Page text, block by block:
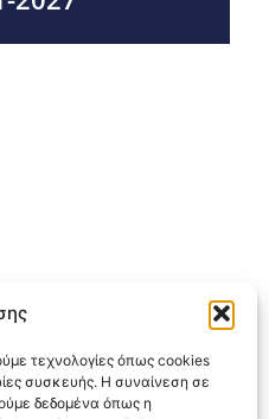
τεχνολογίες όπως cookies
συσκευής. Η συναίνεση σε
δεδομένα όπως η